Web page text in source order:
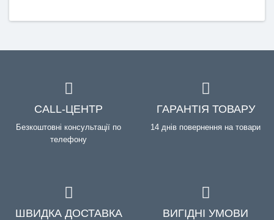
CALL-ЦЕНТР
Безкоштовні консультації по
телефону
ГАРАНТІЯ ТОВАРУ
14 днів повернення на товари
ШВИДКА ДОСТАВКА ВИГІДНІ УМОВИ